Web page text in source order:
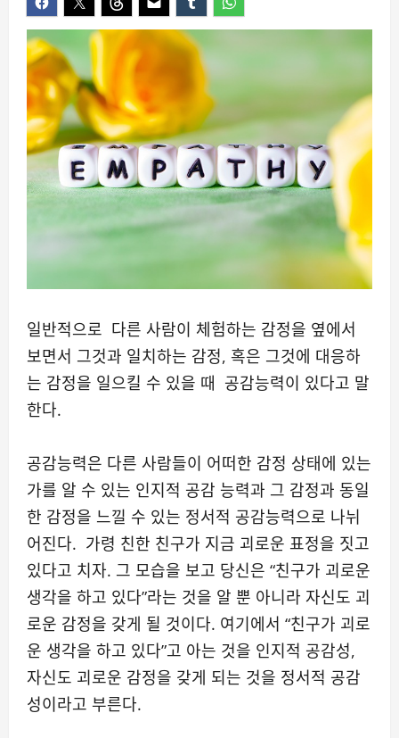
일반적으로 다른 사람이 체험하는 감정을 옆에서
보면서 그것과 일치하는 감정, 혹은 그것에 대응하
는 감정을 일으킬 수 있을 때 공감능력이 있다고 말
한다.
공감능력은 다른 사람들이 어떠한 감정 상태에 있는
가를 알 수 있는 인지적 공감 능력과 그 감정과 동일
한 감정을 느낄 수 있는 정서적 공감능력으로 나뉘
어진다. 가령 친한 친구가 지금 괴로운 표정을 짓고
있다고 치자. 그 모습을 보고 당신은 “친구가 괴로운
생각을 하고 있다”라는 것을 알 뿐 아니라 자신도 괴
로운 감정을 갖게 될 것이다. 여기에서 “친구가 괴로
운 생각을 하고 있다”고 아는 것을 인지적 공감성,
자신도 괴로운 감정을 갖게 되는 것을 정서적 공감
성이라고 부른다.